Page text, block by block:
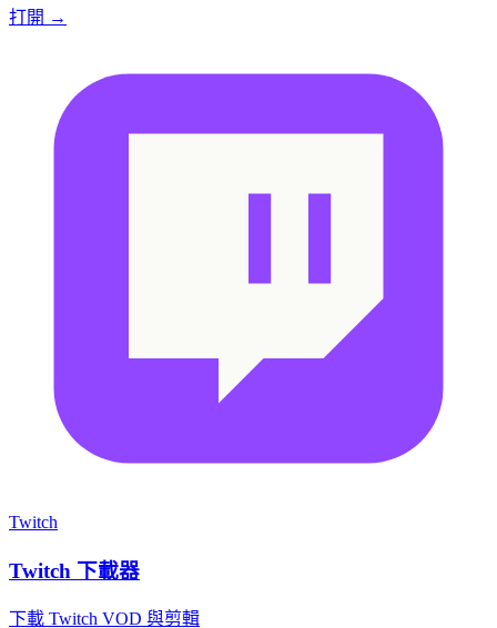
打開 →
Twitch
Twitch 下載器
下載 Twitch VOD 與剪輯